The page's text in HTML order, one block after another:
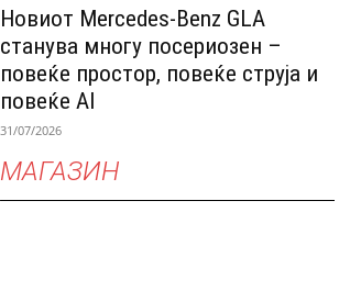
Новиот Mercedes-Benz GLA
станува многу посериозен –
повеќе простор, повеќе струја и
повеќе AI
31/07/2026
МАГАЗИН